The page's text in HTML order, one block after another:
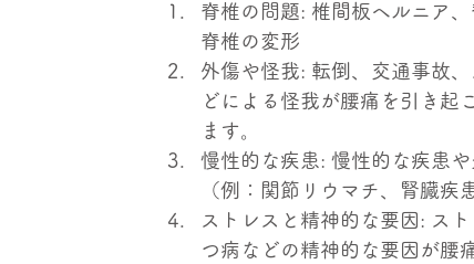
脊椎の問題: 椎間板ヘルニア
脊椎の変形
外傷や怪我: 転倒、交通事故
どによる怪我が腰痛を引き起
ます。
慢性的な疾患: 慢性的な疾患
（例：関節リウマチ、腎臓疾
ストレスと精神的な要因: ス
つ病などの精神的な要因が腰